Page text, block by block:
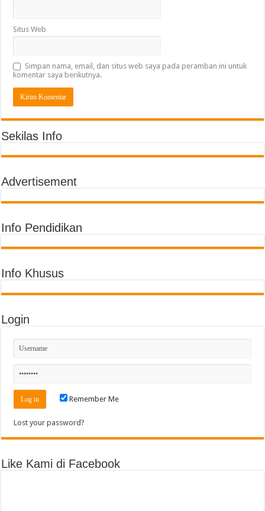
Situs Web
Simpan nama, email, dan situs web saya pada peramban ini untuk
komentar saya berikutnya.
Sekilas Info
Advertisement
Info Pendidikan
Info Khusus
Login
Remember Me
Lost your password?
Like Kami di Facebook